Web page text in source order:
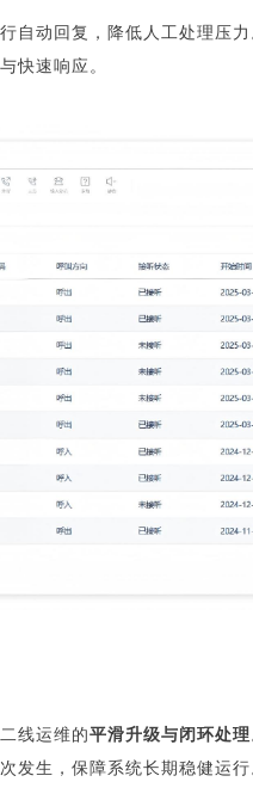
自动回复，降低人工处理压力
快速响应。
线运维的平滑升级与闭环处理
发生，保障系统长期稳健运行